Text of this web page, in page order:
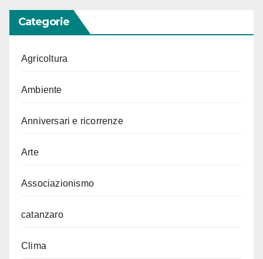
Categorie
Agricoltura
Ambiente
Anniversari e ricorrenze
Arte
Associazionismo
catanzaro
Clima